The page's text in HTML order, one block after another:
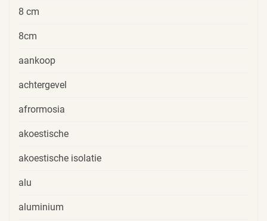
8 cm
8cm
aankoop
achtergevel
afrormosia
akoestische
akoestische isolatie
alu
aluminium